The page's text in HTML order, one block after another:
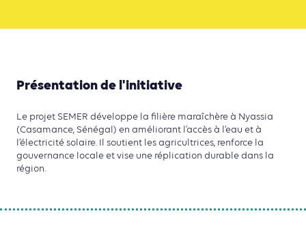
Présentation de l'initiative
Le projet SEMER développe la filière maraîchère à Nyassia
(Casamance, Sénégal) en améliorant l’accès à l’eau et à
l’électricité solaire. Il soutient les agricultrices, renforce la
gouvernance locale et vise une réplication durable dans la
région.